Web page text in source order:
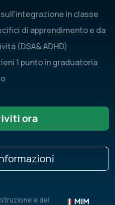
in classe
di apprendimento e da
(DSA& ADHD)
1 punto in graduatoria
ora
e del